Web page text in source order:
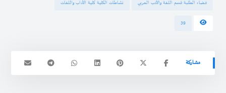
فضاء الطلبة قسم اللغة والأدب العربي نشاطات الكلية كلية الآداب واللغات
39